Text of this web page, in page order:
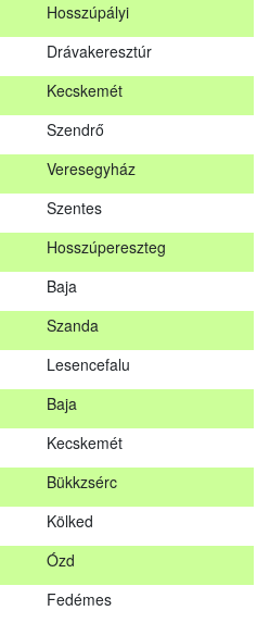
Hosszúpályi
Drávakeresztúr
Kecskemét
Szendrő
Veresegyház
Szentes
Hosszúpereszteg
Baja
Szanda
Lesencefalu
Baja
Kecskemét
Bükkzsérc
Kölked
Ózd
Fedémes
Csobánka
Drávakeresztúr
Szendrő
Veresegyház
Baja